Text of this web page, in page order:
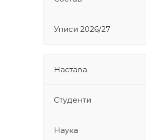
Уписи 2026/27
Настава
Студенти
Наука